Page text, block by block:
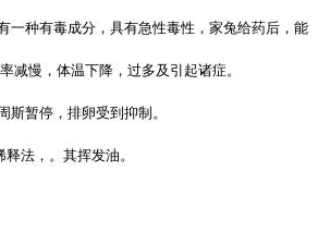
一种有毒成分，具有急性毒性，家兔给药后，能
减慢，体温下降，过多及引起诸症。
斯暂停，排卵受到抑制。
法，。其挥发油。